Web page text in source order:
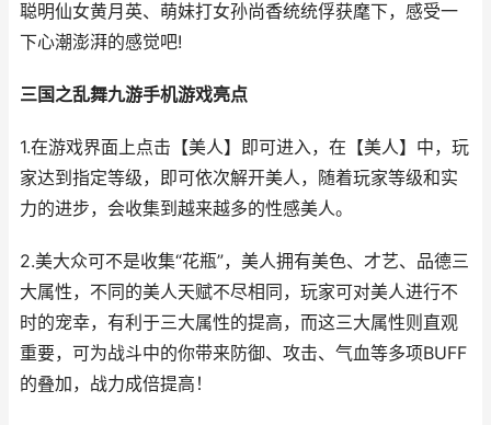
聪明仙女黄月英、萌妹打女孙尚香统统俘获麾下，感受一
下心潮澎湃的感觉吧!
三国之乱舞九游手机游戏亮点
1.在游戏界面上点击【美人】即可进入，在【美人】中，玩
家达到指定等级，即可依次解开美人，随着玩家等级和实
力的进步，会收集到越来越多的性感美人。
2.美大众可不是收集“花瓶”，美人拥有美色、才艺、品德三
大属性，不同的美人天赋不尽相同，玩家可对美人进行不
时的宠幸，有利于三大属性的提高，而这三大属性则直观
重要，可为战斗中的你带来防御、攻击、气血等多项BUFF
的叠加，战力成倍提高！